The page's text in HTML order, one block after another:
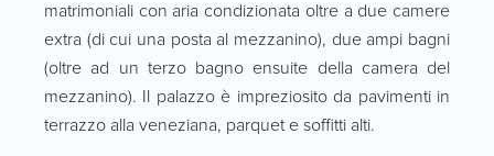
matrimoniali con aria condizionata oltre a due camere
extra (di cui una posta al mezzanino), due ampi bagni
(oltre ad un terzo bagno ensuite della camera del
mezzanino). Il palazzo è impreziosito da pavimenti in
terrazzo alla veneziana, parquet e soffitti alti.